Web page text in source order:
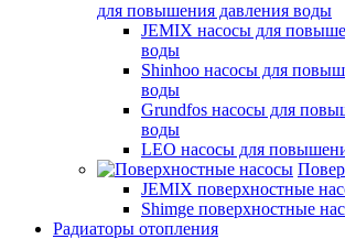
для повышения давления воды
JEMIX насосы для
воды
Shinhoo насосы для
воды
Grundfos насосы для
воды
LEO насосы для
JEMIX поверхностные
Shimge поверхностные
Радиаторы отопления